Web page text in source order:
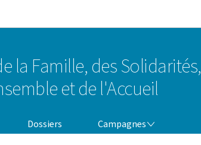
la Famille, des Solidarités,
et de l'Accueil
Dossiers Campagnes